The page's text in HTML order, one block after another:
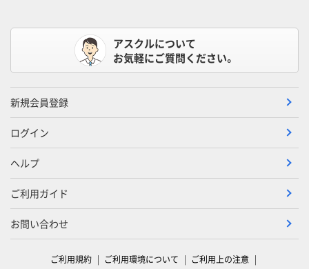
アスクルについて
お気軽にご質問ください。
新規会員登録
ログイン
ヘルプ
ご利用ガイド
お問い合わせ
ご利用規約 ご利用環境について ご利用上の注意